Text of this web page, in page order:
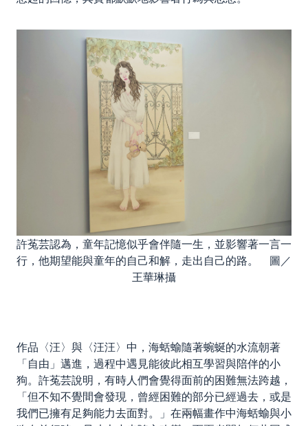
許菟芸認為，童年記憶似乎會伴隨一生，並影響著一言一
行，他期望能與童年的自己和解，走出自己的路。 圖／
王華琳攝
作品〈汪〉與〈汪汪〉中，海蛞蝓隨著蜿蜒的水流朝著
「自由」邁進，過程中遇見能彼此相互學習與陪伴的小
狗。許菟芸說明，有時人們會覺得面前的困難無法跨越，
「但不知不覺間會發現，曾經困難的部分已經過去，或是
我們已擁有足夠能力去面對。」在兩幅畫作中海蛞蝓與小